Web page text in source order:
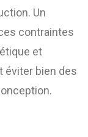
Un
contraintes
et
éviter bien des